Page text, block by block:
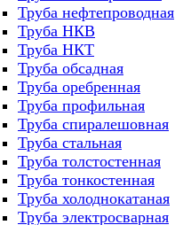
Труба нефтепроводная
Труба НКВ
Труба НКТ
Труба обсадная
Труба оребренная
Труба профильная
Труба спиралешовная
Труба стальная
Труба толстостенная
Труба тонкостенная
Труба холоднокатаная
Труба электросварная